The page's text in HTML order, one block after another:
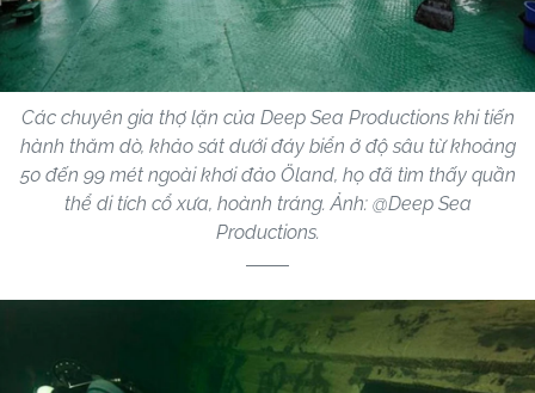
Các chuyên gia thợ lặn của Deep Sea Productions khi tiến
hành thăm dò, khảo sát dưới đáy biển ở độ sâu từ khoảng
50 đến 99 mét ngoài khơi đảo Öland, họ đã tìm thấy quần
thể di tích cổ xưa, hoành tráng. Ảnh: @Deep Sea
Productions.